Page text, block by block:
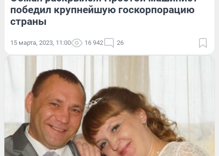
победил крупнейшую госкорпорацию
страны
15 марта, 2023, 11:00 16 942 26